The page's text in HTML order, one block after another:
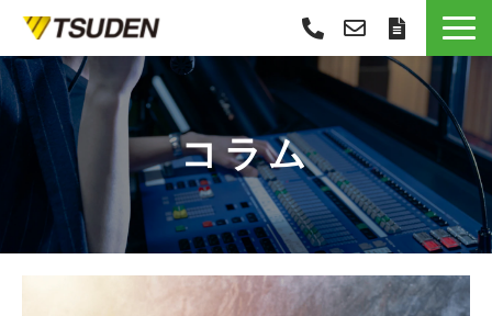
サービス一覧
選ばれる理由
導入事例
お役立ち情報
お知らせ
会社概要
コラム